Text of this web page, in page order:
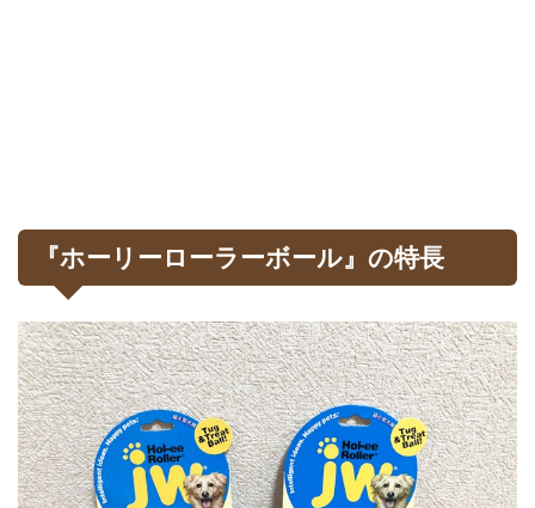
『ホーリーローラーボール』の特長